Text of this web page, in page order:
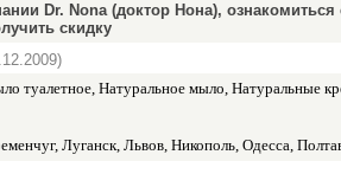
Dr. Nona (доктор Нона),
скидку
Натуральное мыло, Натуральные
Луганск, Львов, Никополь, Одесса,